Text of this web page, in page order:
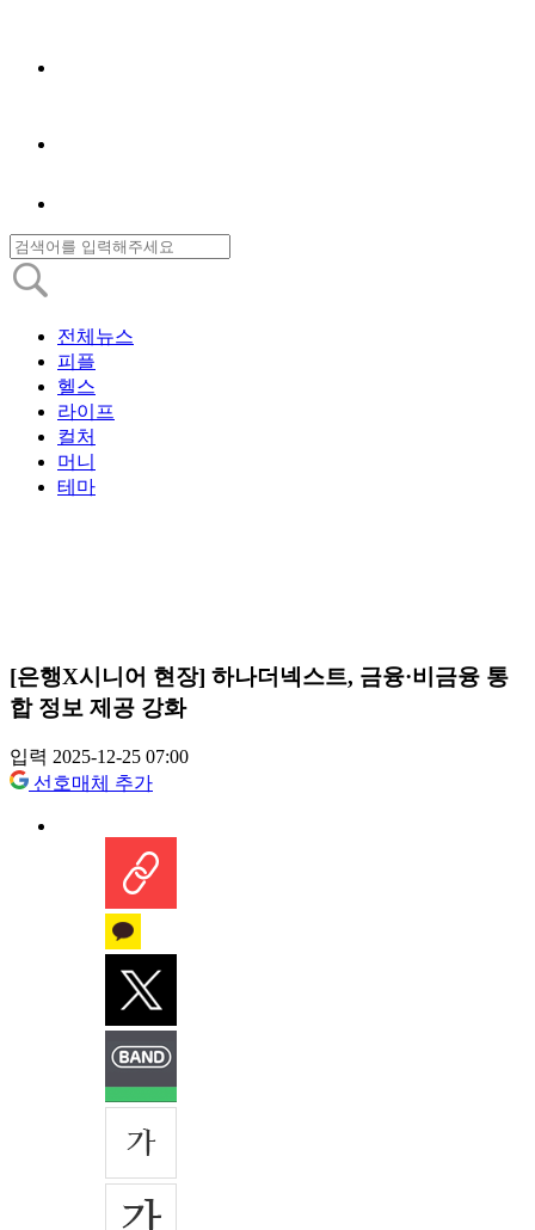
전체뉴스
피플
헬스
라이프
컬처
머니
테마
[은행X시니어 현장] 하나더넥스트, 금융·비금융 통
합 정보 제공 강화
입력 2025-12-25 07:00
선호매체 추가